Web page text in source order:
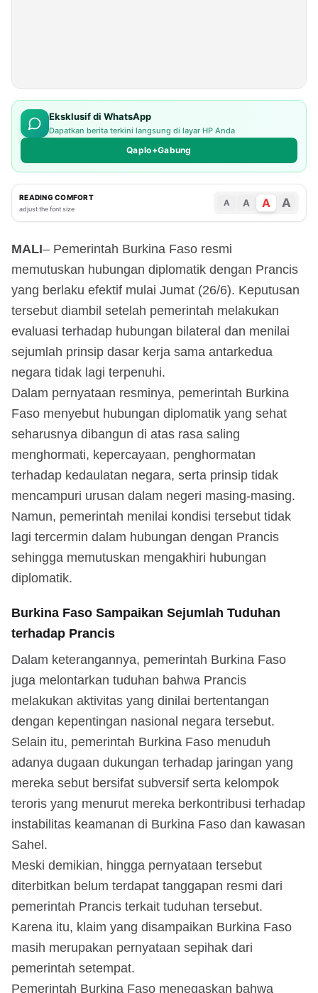
Eksklusif di WhatsApp
Dapatkan berita terkini langsung di layar HP Anda
Qaplo+Gabung
READING COMFORT
adjust the font size
A A A A
MALI– Pemerintah Burkina Faso resmi
memutuskan hubungan diplomatik dengan Prancis
yang berlaku efektif mulai Jumat (26/6). Keputusan
tersebut diambil setelah pemerintah melakukan
evaluasi terhadap hubungan bilateral dan menilai
sejumlah prinsip dasar kerja sama antarkedua
negara tidak lagi terpenuhi.
Dalam pernyataan resminya, pemerintah Burkina
Faso menyebut hubungan diplomatik yang sehat
seharusnya dibangun di atas rasa saling
menghormati, kepercayaan, penghormatan
terhadap kedaulatan negara, serta prinsip tidak
mencampuri urusan dalam negeri masing-masing.
Namun, pemerintah menilai kondisi tersebut tidak
lagi tercermin dalam hubungan dengan Prancis
sehingga memutuskan mengakhiri hubungan
diplomatik.
Burkina Faso Sampaikan Sejumlah Tuduhan
terhadap Prancis
Dalam keterangannya, pemerintah Burkina Faso
juga melontarkan tuduhan bahwa Prancis
melakukan aktivitas yang dinilai bertentangan
dengan kepentingan nasional negara tersebut.
Selain itu, pemerintah Burkina Faso menuduh
adanya dugaan dukungan terhadap jaringan yang
mereka sebut bersifat subversif serta kelompok
teroris yang menurut mereka berkontribusi terhadap
instabilitas keamanan di Burkina Faso dan kawasan
Sahel.
Meski demikian, hingga pernyataan tersebut
diterbitkan belum terdapat tanggapan resmi dari
pemerintah Prancis terkait tuduhan tersebut.
Karena itu, klaim yang disampaikan Burkina Faso
masih merupakan pernyataan sepihak dari
pemerintah setempat.
Pemerintah Burkina Faso menegaskan bahwa